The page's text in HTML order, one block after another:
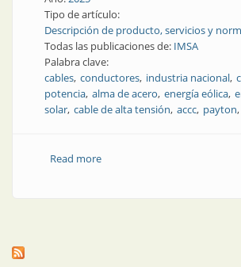
Tipo de artículo:
Descripción de producto, servicios y
Todas las publicaciones de: IMSA
Palabra clave:
cables conductores industria nacional
potencia alma de acero energía eólica
solar cable de alta tensión accc payton
Read moreabout Dime qué aplicación